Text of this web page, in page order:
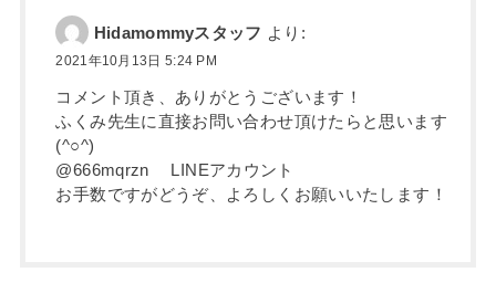
Hidamommyスタッフ より:
2021年10月13日 5:24 PM
コメント頂き、ありがとうございます！
ふくみ先生に直接お問い合わせ頂けたらと思います
(^○^)
@666mqrzn LINEアカウント
お手数ですがどうぞ、よろしくお願いいたします！